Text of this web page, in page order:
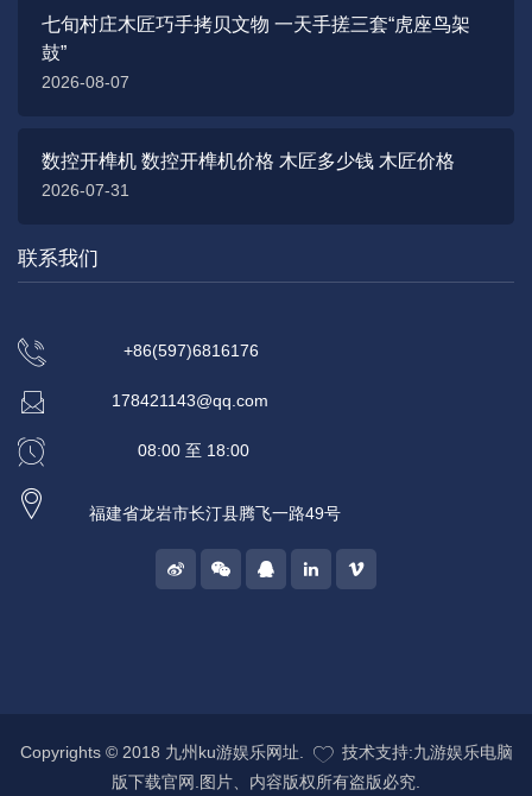
七旬村庄木匠巧手拷贝文物 一天手搓三套“虎座鸟架
鼓”
2026-08-07
数控开榫机 数控开榫机价格 木匠多少钱 木匠价格
2026-07-31
联系我们
+86(597)6816176
178421143@qq.com
08:00 至 18:00
福建省龙岩市长汀县腾飞一路49号
Copyrights © 2018 九州ku游娱乐网址.
技术支持:九游娱乐电脑
版下载官网.图片、内容版权所有盗版必究.